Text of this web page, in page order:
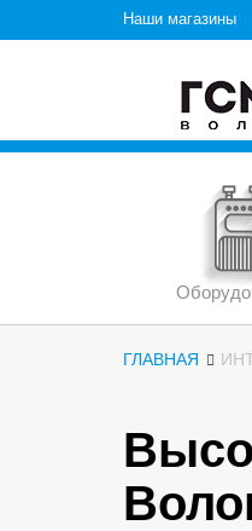
Наши магазины
ГЛАВНАЯ